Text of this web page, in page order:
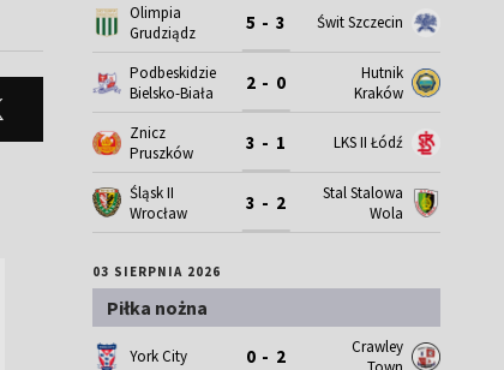
Olimpia
Grudziądz
5 - 3 Świt Szczecin
Podbeskidzie
Bielsko-Biała
2 - 0
Hutnik
Kraków
Znicz
Pruszków
3 - 1 LKS II Łódź
Śląsk II
Wrocław
3 - 2
Stal Stalowa
Wola
03 SIERPNIA 2026
Piłka nożna
York City 0 - 2
Crawley